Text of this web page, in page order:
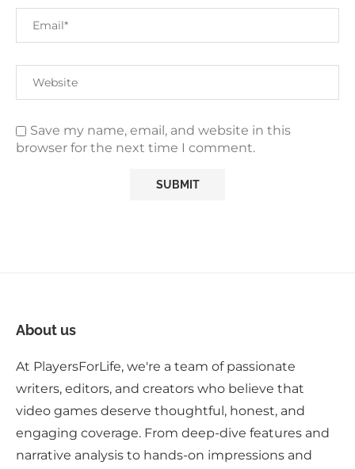
Save my name, email, and website in this
browser for the next time I comment.
About us
At PlayersForLife, we're a team of passionate
writers, editors, and creators who believe that
video games deserve thoughtful, honest, and
engaging coverage. From deep-dive features and
narrative analysis to hands-on impressions and